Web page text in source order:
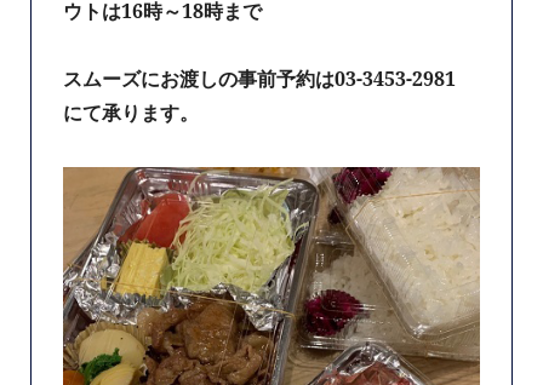
ウトは16時～18時まで
スムーズにお渡しの事前予約は03-3453-2981
にて承ります。